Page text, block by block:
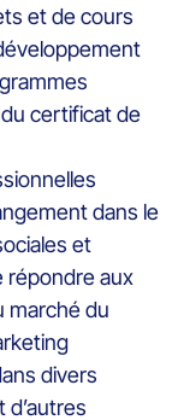
et de cours
certificat de
dans le
et
répondre aux
marché du
divers
d’autres